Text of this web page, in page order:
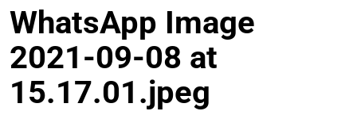
WhatsApp Image
2021-09-08 at
15.17.01.jpeg